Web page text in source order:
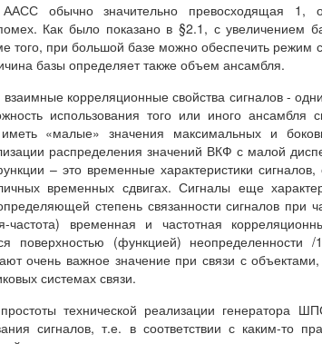
обычно значительно превосходящая 1,
Как было показано в §2.1, с увеличением
того, при большой базе можно обеспечить режим
базы определяет также объем ансамбля.
корреляционные свойства сигналов -
использования того или иного ансамбля
«малые» значения максимальных и
распределения значений ВКФ с малой
– это временные характеристики
временных сдвигах. Сигналы еще
степень связанности сигналов при
частота) временная и частотная
поверхностью (функцией) неопределенности
очень важное значение при связи с
системах связи.
технической реализации генератора
сигналов, т.е. в соответствии с каким-то